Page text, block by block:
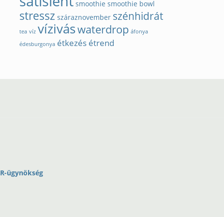
smoothie smoothie bowl
stressz száraznovember szénhidrát
tea víz víziváswaterdrop áfonya
édesburgonya étkezés étrend
ügynökség